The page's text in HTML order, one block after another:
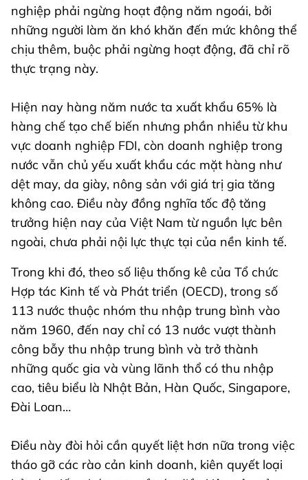
nghiệp phải ngừng hoạt động năm ngoái, bởi
những người làm ăn khó khăn đến mức không thể
chịu thêm, buộc phải ngừng hoạt động, đã chỉ rõ
thực trạng này.
Hiện nay hàng năm nước ta xuất khẩu 65% là
hàng chế tạo chế biến nhưng phần nhiều từ khu
vực doanh nghiệp FDI, còn doanh nghiệp trong
nước vẫn chủ yếu xuất khẩu các mặt hàng như
dệt may, da giày, nông sản với giá trị gia tăng
không cao. Điều này đồng nghĩa tốc độ tăng
trưởng hiện nay của Việt Nam từ nguồn lực bên
ngoài, chưa phải nội lực thực tại của nền kinh tế.
Trong khi đó, theo số liệu thống kê của Tổ chức
Hợp tác Kinh tế và Phát triển (OECD), trong số
113 nước thuộc nhóm thu nhập trung bình vào
năm 1960, đến nay chỉ có 13 nước vượt thành
công bẫy thu nhập trung bình và trở thành
những quốc gia và vùng lãnh thổ có thu nhập
cao, tiêu biểu là Nhật Bản, Hàn Quốc, Singapore,
Đài Loan…
Điều này đòi hỏi cần quyết liệt hơn nữa trong việc
tháo gỡ các rào cản kinh doanh, kiên quyết loại